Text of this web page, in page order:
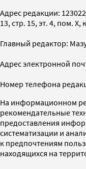
Адрес редакции:
13, стр. 15, эт. 4, пом. X,
Главный редактор:
Адрес электронной
Номер телефона
На информационном
рекомендательные
предоставления
систематизации и
к предпочтениям
находящихся на